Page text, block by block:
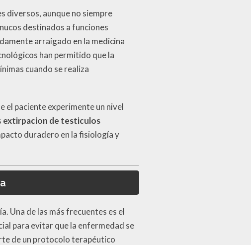
diversos, aunque no siempre
destinados a funciones
arraigado en la medicina
han permitido que la
cuando se realiza
el paciente experimente un nivel
extirpacion de testiculos
duradero en la fisiología y
Una de las más frecuentes es el
para evitar que la enfermedad se
de un protocolo terapéutico